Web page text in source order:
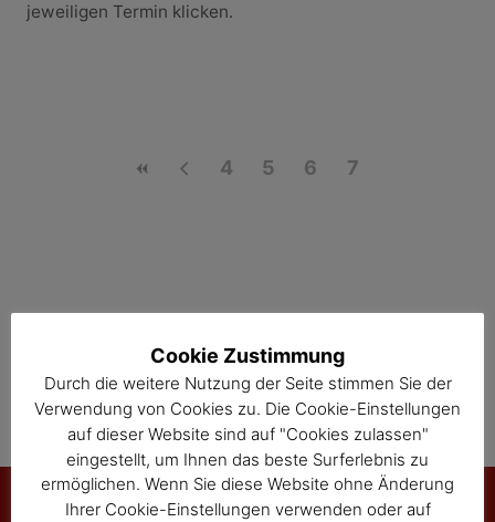
jeweiligen Termin klicken.
4 5 6 7
Cookie Zustimmung
Durch die weitere Nutzung der Seite stimmen Sie der
Verwendung von Cookies zu. Die Cookie-Einstellungen
auf dieser Website sind auf "Cookies zulassen"
eingestellt, um Ihnen das beste Surferlebnis zu
ermöglichen. Wenn Sie diese Website ohne Änderung
Ihrer Cookie-Einstellungen verwenden oder auf